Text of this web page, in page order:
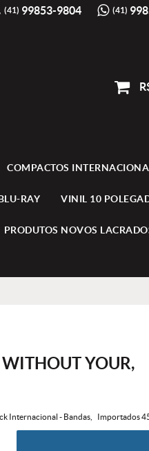
(41) 99853-9804 (41)
COMPACTOS
RAY VINIL 10
PRODUTOS NOVOS
YOUR,
Internacional - Bandas Importados